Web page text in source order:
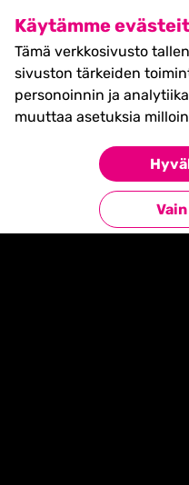
Käytämme
Tämä verkkosivusto
sivuston tärkeiden
personoinnin ja
muuttaa asetuksia
SHIFT
27.5.2027,
myynnissä
Timetable